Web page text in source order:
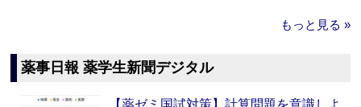
もっと見る »
薬事日報 薬学生新聞デジタル